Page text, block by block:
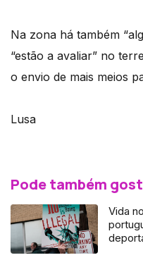
Na zona há também
“estão a avaliar” no
o envio de mais meios
Lusa
Pode também
Vida